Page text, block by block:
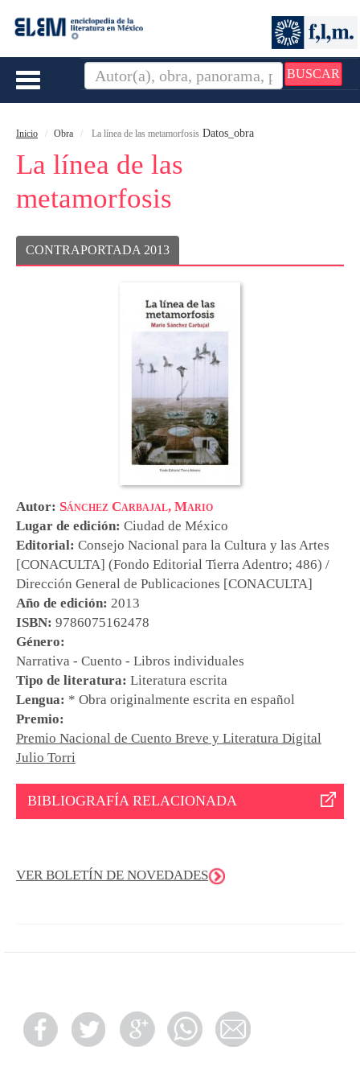
BUSCAR
Toggle
Inicio Obra La línea de las metamorfosis Datos_obra
La línea de las
metamorfosis
CONTRAPORTADA 2013
Autor: Sánchez Carbajal, Mario
Lugar de edición: Ciudad de México
Editorial: Consejo Nacional para la Cultura y las Artes
[CONACULTA] (Fondo Editorial Tierra Adentro; 486) /
Dirección General de Publicaciones [CONACULTA]
Año de edición: 2013
ISBN: 9786075162478
Género:
Narrativa - Cuento - Libros individuales
Tipo de literatura: Literatura escrita
Lengua: * Obra originalmente escrita en español
Premio:
Premio Nacional de Cuento Breve y Literatura Digital
Julio Torri
BIBLIOGRAFÍA RELACIONADA
VER BOLETÍN DE NOVEDADES